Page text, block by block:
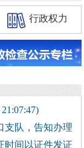
行政权力